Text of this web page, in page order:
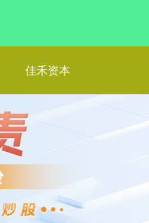
佳禾资本